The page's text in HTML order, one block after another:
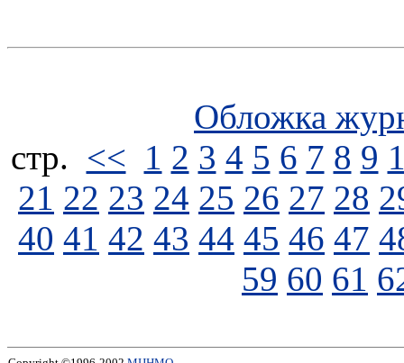
Обложка
стp. << 1 2 3 4 5 6 7 8 9
21 22 23 24 25 26 27 28
40 41 42 43 44 45 46 47
59 60 61